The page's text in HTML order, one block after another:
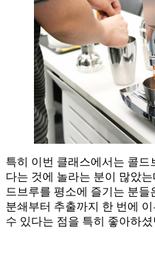
특히 이번 클래스에서는 콜드
다는 것에 놀라는 분이 많았
드브루를 평소에 즐기는 분
분쇄부터 추출까지 한 번에
수 있다는 점을 특히 좋아하